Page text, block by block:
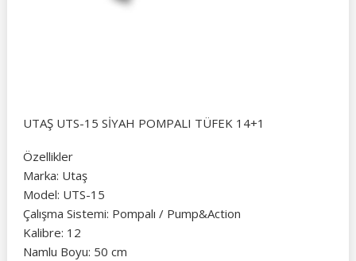
UTAŞ UTS-15 SİYAH POMPALI TÜFEK 14+1
Özellikler
Marka: Utaş
Model: UTS-15
Çalışma Sistemi: Pompalı / Pump&Action
Kalibre: 12
Namlu Boyu: 50 cm